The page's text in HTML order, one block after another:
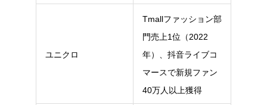
ユニクロ
Tmallファッション部
門売上1位（2022
年）、抖音ライブコ
マースで新規ファン
40万人以上獲得